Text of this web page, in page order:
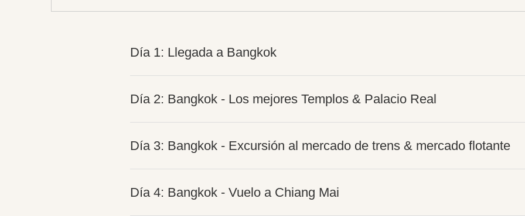
Día 1: Llegada a Bangkok
Día 2: Bangkok - Los mejores Templos & Palacio Real
Día 3: Bangkok - Excursión al mercado de trens & mercado flotante
Día 4: Bangkok - Vuelo a Chiang Mai